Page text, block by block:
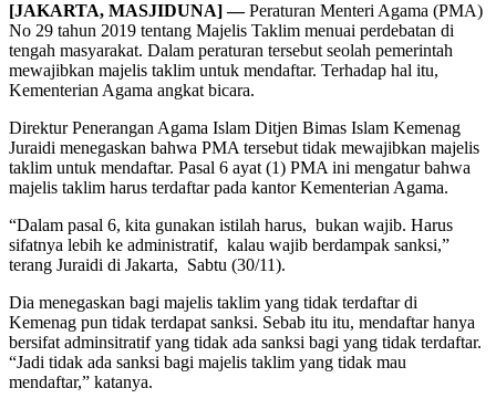
[JAKARTA, MASJIDUNA] —Peraturan Menteri Agama (PMA)
No 29 tahun 2019 tentang Majelis Taklim menuai perdebatan di
tengah masyarakat. Dalam peraturan tersebut seolah pemerintah
mewajibkan majelis taklim untuk mendaftar. Terhadap hal itu,
Kementerian Agama angkat bicara.
Direktur Penerangan Agama Islam Ditjen Bimas Islam Kemenag
Juraidi menegaskan bahwa PMA tersebut tidak mewajibkan majelis
taklim untuk mendaftar. Pasal 6 ayat (1) PMA ini mengatur bahwa
majelis taklim harus terdaftar pada kantor Kementerian Agama.
“Dalam pasal 6, kita gunakan istilah harus, bukan wajib. Harus
sifatnya lebih ke administratif, kalau wajib berdampak sanksi,”
terang Juraidi di Jakarta, Sabtu (30/11).
Dia menegaskan bagi majelis taklim yang tidak terdaftar di
Kemenag pun tidak terdapat sanksi. Sebab itu itu, mendaftar hanya
bersifat adminsitratif yang tidak ada sanksi bagi yang tidak terdaftar.
“Jadi tidak ada sanksi bagi majelis taklim yang tidak mau
mendaftar,” katanya.